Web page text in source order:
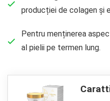
producției de colagen și
Pentru menținerea
al pielii pe termen lung.